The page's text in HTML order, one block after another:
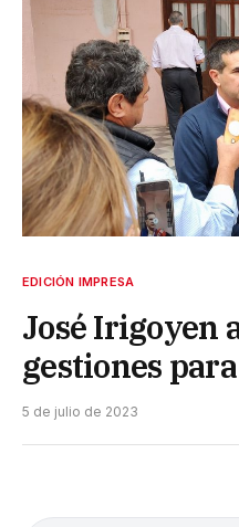
EDICIÓN IMPRESA
José Irigoyen
gestiones
5 de julio de 2023